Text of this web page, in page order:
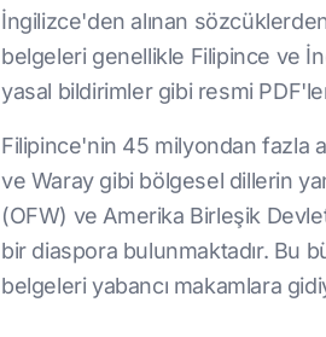
İngilizce'den alınan
belgeleri genellikle Filipince ve
yasal bildirimler gibi resmi
Filipince'nin 45 milyondan fazla
ve Waray gibi bölgesel dillerin
(OFW) ve Amerika Birleşik
bir diaspora bulunmaktadır. Bu
belgeleri yabancı makamlara